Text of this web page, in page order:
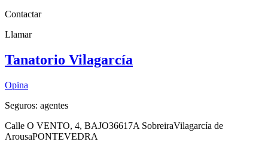
Contactar
Llamar
Tanatorio Vilagarcía
Opina
Seguros: agentes
Calle O VENTO, 4, BAJO36617A SobreiraVilagarcía de
ArousaPONTEVEDRA